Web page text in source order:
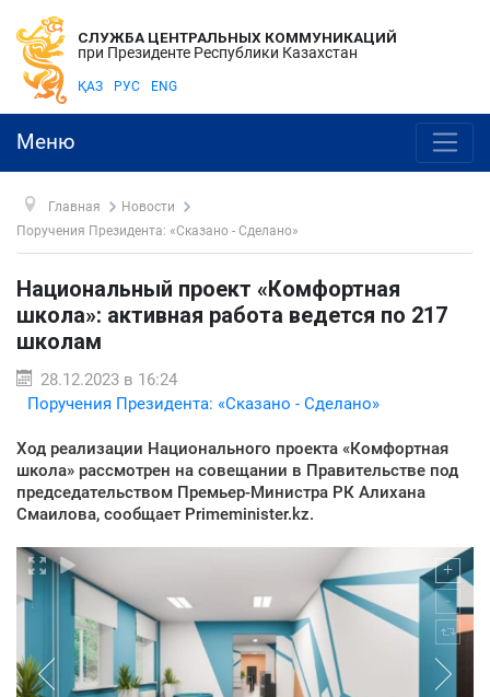
СЛУЖБА ЦЕНТРАЛЬНЫХ КОММУНИКАЦИЙ
при Президенте Республики Казахстан
ҚАЗ РУС ENG
Меню
Главная
Новости
Поручения Президента: «Сказано - Сделано»
Национальный проект «Комфортная
школа»: активная работа ведется по 217
школам
28.12.2023 в 16:24
Поручения Президента: «Сказано - Сделано»
Ход реализации Национального проекта «Комфортная
школа» рассмотрен на совещании в Правительстве под
председательством Премьер-Министра РК Алихана
Смаилова, сообщает Primeminister.kz.